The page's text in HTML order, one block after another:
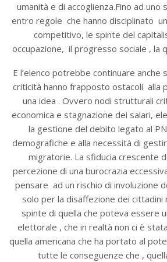
umanità e di accoglienza.Fino ad uno
entro regole che hanno disciplinato
competitivo, le spinte del
occupazione, il progresso sociale , la
E l’elenco potrebbe continuare
criticità hanno frapposto ostacoli alla
una idea . Ovvero nodi strutturali
economica e stagnazione dei salari,
la gestione del debito legato al
demografiche e alla necessità di
migratorie. La sfiducia crescente
percezione di una burocrazia
pensare ad un rischio di involuzione
solo per la disaffezione dei cittadini
spinte di quella che poteva essere
elettorale , che in realtà non ci è
quella americana che ha portato al
tutte le conseguenze che ,